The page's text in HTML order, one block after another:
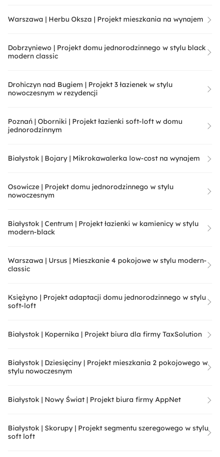
Warszawa | Herbu Oksza | Projekt mieszkania na wynajem
Dobrzyniewo | Projekt domu jednorodzinnego w stylu black
modern classic
Drohiczyn nad Bugiem | Projekt 3 łazienek w stylu
nowoczesnym w rezydencji
Poznań | Oborniki | Projekt łazienki soft-loft w domu
jednorodzinnym
Białystok | Bojary | Mikrokawalerka low-cost na wynajem
Osowicze | Projekt domu jednorodzinnego w stylu
nowoczesnym
Białystok | Centrum | Projekt łazienki w kamienicy w stylu
modern-black
Warszawa | Ursus | Mieszkanie 4 pokojowe w stylu modern-
classic
Księżyno | Projekt adaptacji domu jednorodzinnego w stylu
soft-loft
Białystok | Kopernika | Projekt biura dla firmy TaxSolution
Białystok | Dziesięciny | Projekt mieszkania 2 pokojowego w
stylu nowoczesnym
Białystok | Nowy Świat | Projekt biura firmy AppNet
Białystok | Skorupy | Projekt segmentu szeregowego w stylu
soft loft